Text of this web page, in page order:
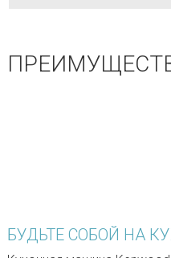
БУДЬТЕ СОБОЙ НА